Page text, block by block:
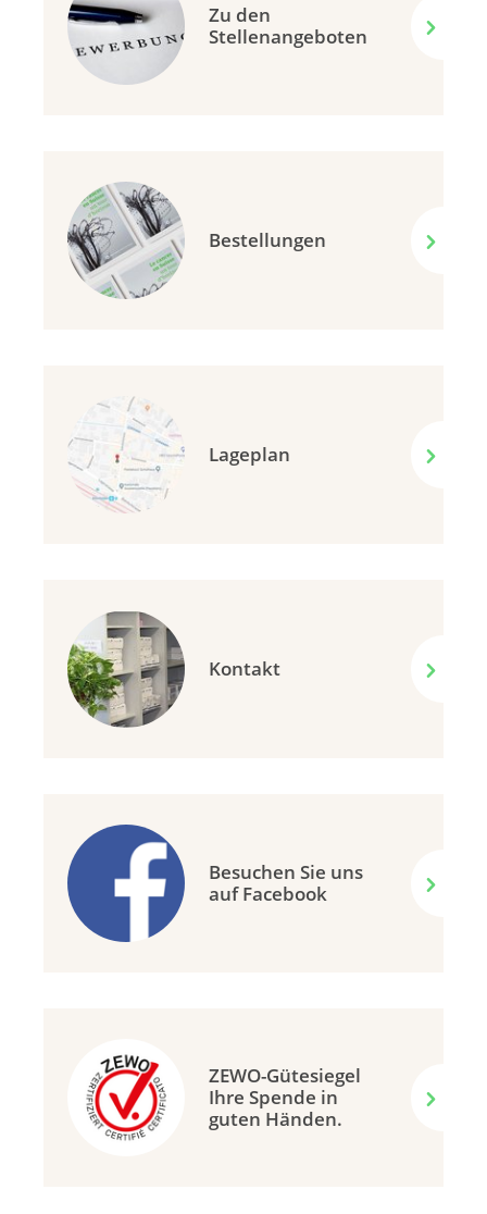
Zu den
Stellenangeboten
Bestellungen
Lageplan
Kontakt
Besuchen Sie uns
auf Facebook
ZEWO-Gütesiegel
Ihre Spende in
guten Händen.